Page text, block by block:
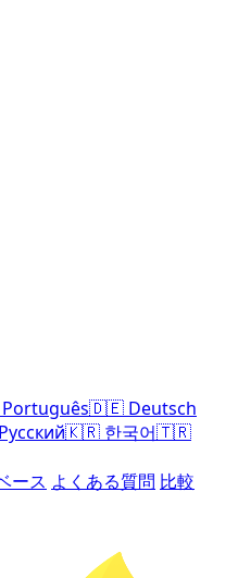
Português🇩🇪 Deutsch
Русский🇰🇷 한국어🇹🇷
ース よくある質問 比較